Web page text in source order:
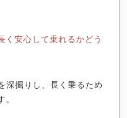
く安心して乗れるかどう
深掘りし、長く乗るため